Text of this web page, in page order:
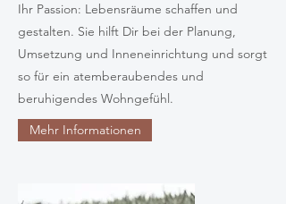
Ihr Passion: Lebensräume schaffen und
gestalten. Sie hilft Dir bei der Planung,
Umsetzung und Inneneinrichtung und sorgt
so für ein atemberaubendes und
beruhigendes Wohngefühl.
Mehr Informationen